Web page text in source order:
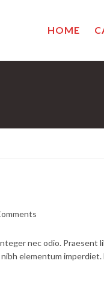
HOME
nec odio. Praesent
elementum imperdiet.